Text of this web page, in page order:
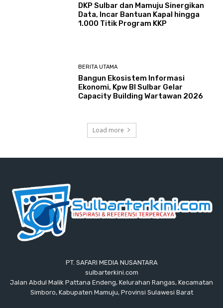
DKP Sulbar dan Mamuju Sinergikan
Data, Incar Bantuan Kapal hingga
1.000 Titik Program KKP
BERITA UTAMA
Bangun Ekosistem Informasi
Ekonomi, Kpw BI Sulbar Gelar
Capacity Building Wartawan 2026
Load more
PT. SAFARI MEDIA NUSANTARA
sulbarterkini.com
Jalan Abdul Malik Pattana Endeng, Kelurahan Rangas, Kecamatan
Simboro, Kabupaten Mamuju, Provinsi Sulawesi Barat